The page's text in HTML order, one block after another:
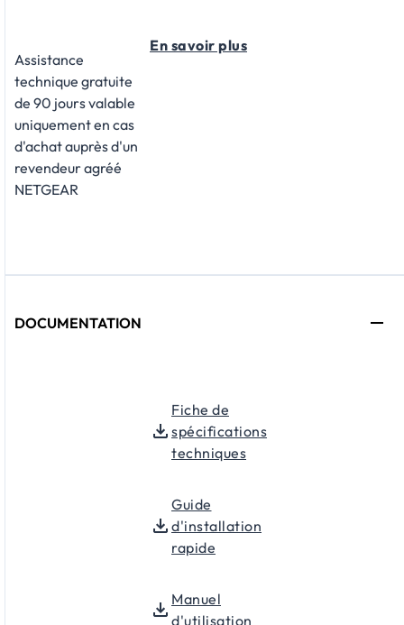
Assistance
technique gratuite
de 90 jours valable
uniquement en cas
d'achat auprès d'un
revendeur agréé
NETGEAR
En savoir plus
DOCUMENTATION
Fiche de
spécifications
techniques
Guide
d'installation
rapide
Manuel
d'utilisation